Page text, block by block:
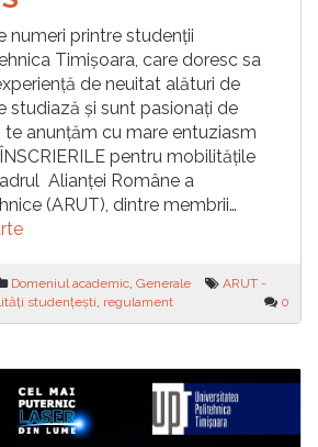
numeri printre studenții
Timișoara, care doresc sa
de neuitat alături de
studiază și sunt pasionați de
te anunțăm cu mare entuziasm
pentru mobilitățile
Alianței Române a
(ARUT), dintre membrii…
Domeniul academic, Generale
ARUT -
studențești, regulament 0